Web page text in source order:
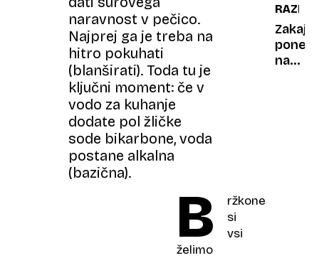
naravnost v pečico.
Najprej ga je treba na
hitro pokuhati
(blanširati). Toda tu je
ključni moment: če v
vodo za kuhanje
dodate pol žličke
sode bikarbone, voda
postane alkalna
(bazična).
B
ržkone
si
vsi
želimo
v
glavo
lahko
živelo
30
Zakaj
na